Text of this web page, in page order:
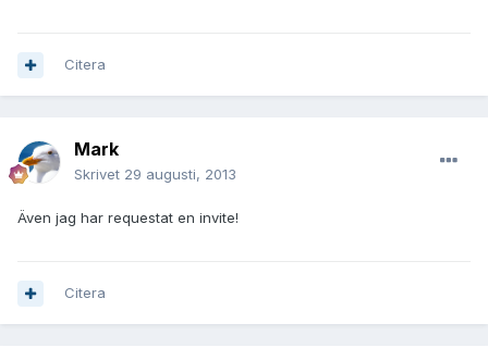
Citera
Mark
Skrivet 29 augusti, 2013
Även jag har requestat en invite!
Citera